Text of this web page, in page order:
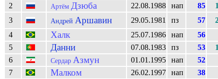
2
Артём Дзюба 22.08.1988 нап 85
3
Андрей Аршавин 29.05.1981 пз 57
4
Халк 25.07.1986 нап
56
5
Данни 07.08.1983 пз 53
6
Сердар Азмун 01.01.1995 нап
52
7
Малком 26.02.1997 нап
38